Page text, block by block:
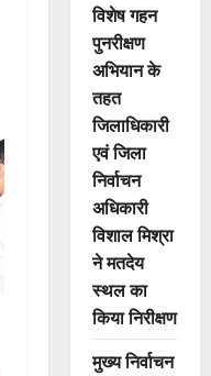
विशेष गहन
पुनरीक्षण
अभियान के
तहत
जिलाधिकारी
एवं जिला
निर्वाचन
अधिकारी
विशाल मिश्रा
ने मतदेय
स्थल का
किया निरीक्षण
मुख्य निर्वाचन